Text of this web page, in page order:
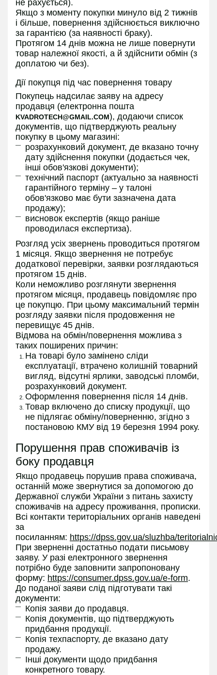
не рахується).
Якщо з моменту покупки минуло від 2 тижнів
і більше, повернення здійснюється виключно
за гарантією (за наявності браку).
Протягом 14 днів можна не лише повернути
товар належної якості, а й здійснити обмін (з
доплатою чи без).
Дії покупця під час повернення товару
Покупець надсилає заяву на адресу
продавця (електронна пошта
KVADROTECH@GMAIL.COM), додаючи список
документів, що підтверджують реальну
покупку в цьому магазині:
розрахунковий документ, де вказано точну
дату здійснення покупки (додається чек,
інші обов'язкові документи);
технічний паспорт (актуально за наявності
гарантійного терміну – у талоні
обов'язково має бути зазначена дата
продажу);
висновок експертів (якщо раніше
проводилася експертиза).
Розгляд усіх звернень проводиться протягом
1 місяця. Якщо звернення не потребує
додаткової перевірки, заявки розглядаються
протягом 15 днів.
Коли неможливо розглянути звернення
протягом місяця, продавець повідомляє про
це покупцю. При цьому максимальний термін
розгляду заявки після продовження не
перевищує 45 днів.
Відмова на обмін/повернення можлива з
таких поширених причин:
На товарі було замінено сліди
експлуатації, втрачено колишній товарний
вигляд, відсутні ярлики, заводські пломби,
розрахунковий документ.
Оформлення повернення після 14 днів.
Товар включено до списку продукції, що
не підлягає обміну/поверненню, згідно з
постановою КМУ від 19 березня 1994 року.
Порушення прав споживачів із
боку продавця
Якщо продавець порушив права споживача,
останній може звернутися за допомогою до
Державної служби України з питань захисту
споживачів на адресу проживання, прописки.
Всі контакти територіальних органів наведені
за
посиланням: https://dpss.gov.ua/sluzhba/
При зверненні достатньо подати письмову
заяву. У разі електронного звернення
потрібно буде заповнити запропоновану
форму: https://consumer.dpss.gov.ua/e-form.
До поданої заяви слід підготувати такі
документи:
Копія заяви до продавця.
Копія документів, що підтверджують
придбання продукції.
Копія техпаспорту, де вказано дату
продажу.
Інші документи щодо придбання
конкретного товару.